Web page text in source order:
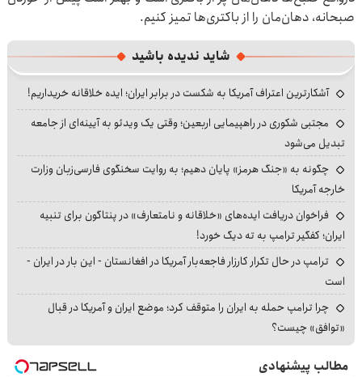
صبحانه، دهان‌مان را از باکتری‌ها تمیز کنیم.
شاید ندیده باشید
آشکارترین اعتراف آمریکا به شکست در برابر ایران؛ ایده خلاقانه خریداریم!
مجتبی شکوری در راهپیمایی اربعین؛ وقتی یک ویدئو به آیینه‌ای از جامعه
تبدیل می‌شود
چگونه به «جنگ هرمز» پایان دهیم؛ به روایت سخنگوی فارسی‌زبان وزارت
خارجه آمریکا
فراخوان دریافت ایده‌های «خلاقانه و نامتعارف» در پنتاگون برای تنبیه
ایران؛ کفگیر ترامپ به ته دیگ خورد!
ترامپ در حال تکرار کارزار فاجعه‌بار آمریکا در افغانستان - این بار در ایران -
است
چرا ترامپ حمله به ایران را متوقف کرد؛ موضع ایران و آمریکا در قبال
«توافق» چیست؟
مطالب پیشنهادی